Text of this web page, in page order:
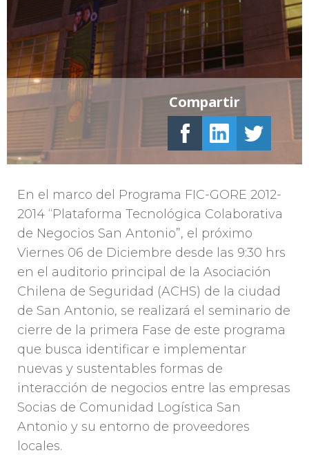
En el marco del Programa FIC-GORE 2012-
2014 “Plataforma Tecnológica Colaborativa
de Negocios San Antonio”, el próximo
Viernes 06 de Diciembre desde las 9:30 hrs
en el auditorio principal de la Asociación
Chilena de Seguridad (ACHS) de la ciudad
de San Antonio, se realizará el seminario de
cierre de la primera Fase de este programa
que busca identificar e implementar
nuevas y sustentables formas de
interacción de negocios entre las empresas
Socias de Comunidad Logística San
Antonio y su entorno de proveedores
locales.
Compartir